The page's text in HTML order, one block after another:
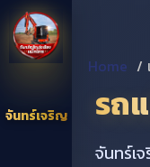
จันทร์เจริญ
Home
รถ
จันทร์เ